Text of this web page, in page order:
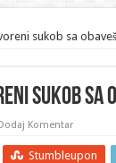
sukob sa
sukob sa
Komentar
Stumbleupon